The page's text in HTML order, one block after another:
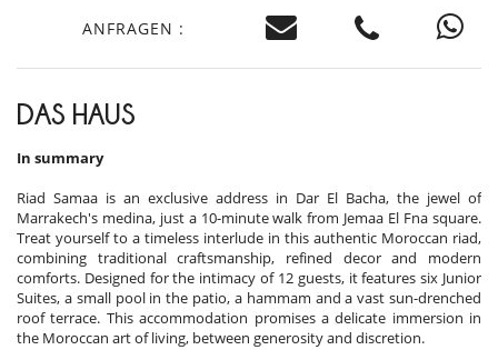
ANFRAGEN :
DAS HAUS
In summary
Riad Samaa is an exclusive address in Dar El Bacha, the jewel of
Marrakech's medina, just a 10-minute walk from Jemaa El Fna square.
Treat yourself to a timeless interlude in this authentic Moroccan riad,
combining traditional craftsmanship, refined decor and modern
comforts. Designed for the intimacy of 12 guests, it features six Junior
Suites, a small pool in the patio, a hammam and a vast sun-drenched
roof terrace. This accommodation promises a delicate immersion in
the Moroccan art of living, between generosity and discretion.